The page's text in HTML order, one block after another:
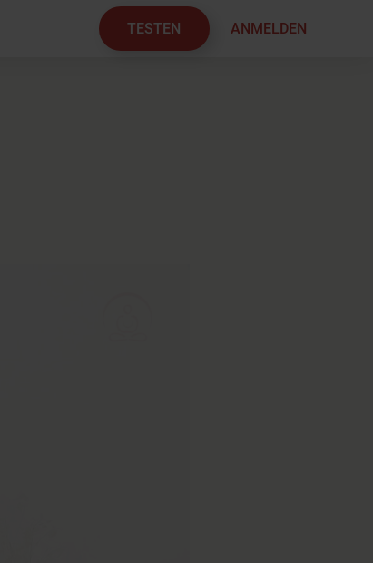
TESTEN ANMELDEN